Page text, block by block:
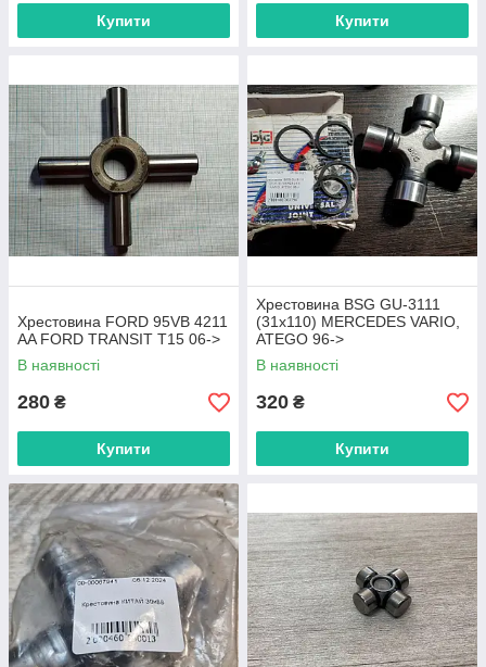
Купити Купити
Хрестовина FORD 95VB 4211
AA FORD TRANSIT T15 06->
В наявності
280 ₴
Купити
Хрестовина BSG GU-3111
(31х110) MERCEDES VARIO,
ATEGO 96->
В наявності
320 ₴
Купити